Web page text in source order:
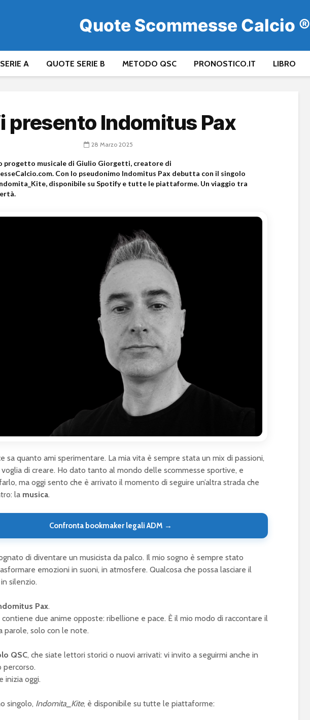
Quote Scommesse Calcio ®
A QUOTE SERIE B METODO QSC PRONOSTICO.IT LIBRO
presento Indomitus Pax
28 Marzo 2025
progetto musicale di Giulio Giorgetti, creatore di
Con lo pseudonimo Indomitus Pax debutta con il singolo
disponibile su Spotify e tutte le piattaforme. Un viaggio tra
sa quanto ami sperimentare. La mia vita è sempre stata un mix di passioni,
voglia di creare. Ho dato tanto al mondo delle scommesse sportive, e
ma oggi sento che è arrivato il momento di seguire un’altra strada che
la musica.
Confronta bookmaker legali ADM →
di diventare un musicista da palco. Il mio sogno è sempre stato
emozioni in suoni, in atmosfere. Qualcosa che possa lasciare il
silenzio.
Pax.
due anime opposte: ribellione e pace. È il mio modo di raccontare il
parole, solo con le note.
QSC, che siate lettori storici o nuovi arrivati: vi invito a seguirmi anche in
percorso.
inizia oggi.
singolo, Indomita_Kite, è disponibile su tutte le piattaforme: